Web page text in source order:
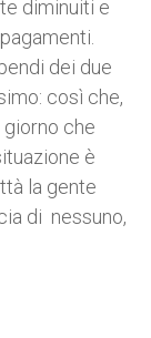
diminuiti e
dei due
così che,
che
è
la gente
di nessuno,